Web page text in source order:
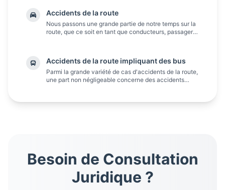
victime...
Accidents de la route
Nous passons une grande partie de notre temps sur la
route, que ce soit en tant que conducteurs, passagers
Accidents de la route impliquant des bus
Parmi la grande variété de cas d'accidents de la route,
une part non négligeable concerne des accidents
Besoin de Consultation
Juridique ?